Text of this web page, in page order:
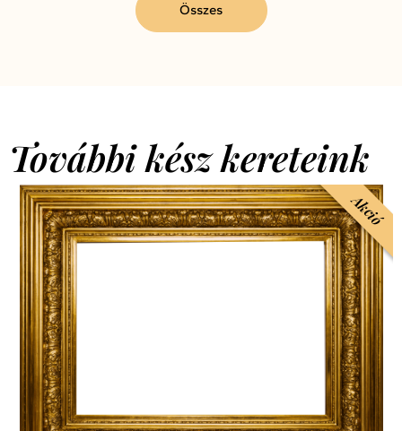
Összes
További kész kereteink
Akció